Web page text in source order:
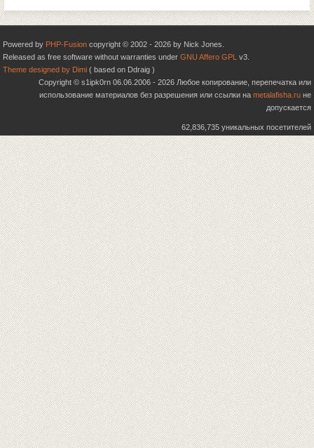
Powered by PHP-Fusion copyright © 2002 - 2026 by Nick Jones.
Released as free software without warranties under GNU Affero GPL v3.
Theme designed by Dimi ( based on Ddraig )
Copyright © s1ipk0rn 06.06.2006 - 2026 Любое копирование, перепечатка или
использование материалов без разрешения или ссылки на metalafisha.ru не
допускается
62,836,735 уникальных посетителей